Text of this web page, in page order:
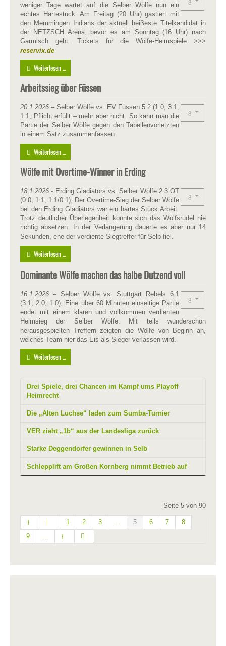
weniger Tage wartet auf die Selber Wölfe nun ein
echtes Härtestück: Am Freitag (20 Uhr) gastiert mit
den Memmingen Indians der aktuell heißeste Titelkandidat in
der NETZSCH Arena, bevor es am Sonntag (16 Uhr) nach
Garmisch geht. Tickets für die Wölfe-Heimspiele >>>
reservix.de
Weiterlesen ...
Arbeitssieg über Füssen
20.1.2026 – Selber Wölfe vs. EV Füssen 5:2 (1:0; 3:1;
1:1; Pflicht erfüllt – mehr aber nicht. So kann man die
Partie der Selber Wölfe gegen den Tabellenvorletzten
in einem Satz zusammenfassen.
Weiterlesen ...
Wölfe mit Overtime-Winner in Erding
18.1.2026 - Erding Gladiators vs. Selber Wölfe 2:3 OT
(0:0; 1:1; 1:1/0:1); Der Overtime-Sieg der Selber Wölfe
bei den Erding Gladiators war ein hartes Stück Arbeit.
Trotz deutlicher Überlegenheit konnte sich das Wolfsrudel nie
richtig absetzen. In der Verlängerung dauerte es aber nur 14
Sekunden, ehe der verdiente Siegtreffer für Selb fiel.
Weiterlesen ...
Dominante Wölfe machen das halbe Dutzend voll
16.1.2026 – Selber Wölfe vs. Stuttgart Rebels 6:1
(3:1; 2:0; 1:0); Eine über 60 Minuten einseitige Partie
endet mit einem klaren und vollkommen verdienten
Heimsieg der Selber Wölfe. Mit teils wunderschön
herausgespielten Treffern zeigten die Wölfe von Beginn an,
welches Team hier das Eis als Sieger verlassen wird.
Weiterlesen ...
Drei Spiele, drei Chancen im Kampf ums Playoff
Heimrecht
Die „Alten Luchse“ laden zum Sumba-Turnier
VER zieht „1b“ aus der Landesliga zurück
Starke Deggendorfer gewinnen in Selb
Schlepplift am Großen Kornberg nimmt Betrieb auf
Seite 5 von 90
1 2 3 5 6 7
8
9